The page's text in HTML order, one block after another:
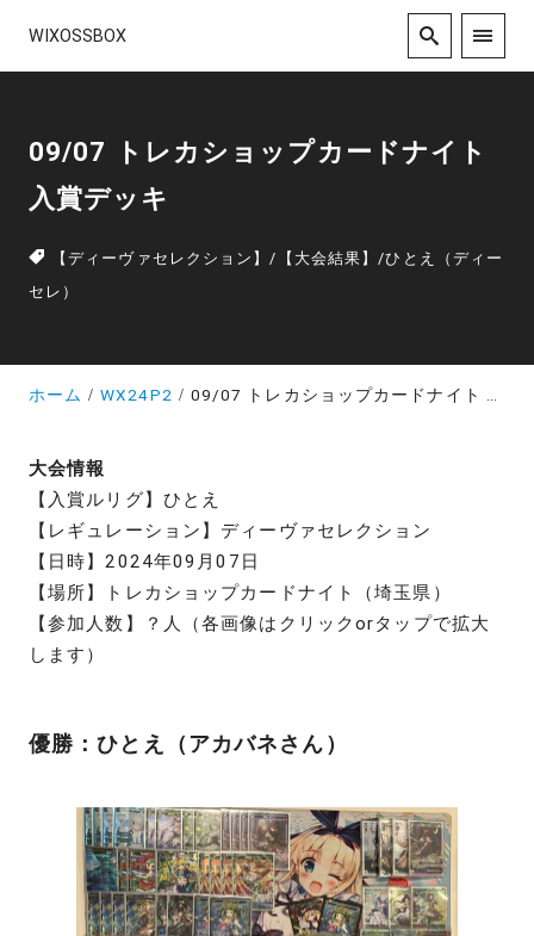
WIXOSSBOX
09/07 トレカショップカードナイト
入賞デッキ
【ディーヴァセレクション】/ 【大会結果】/ひとえ（ディー
セレ）
ホーム WX24P2 09/07 トレカショップカードナイト 入賞デッキ
大会情報
【入賞ルリグ】ひとえ
【レギュレーション】ディーヴァセレクション
【日時】2024年09月07日
【場所】トレカショップカードナイト（埼玉県）
【参加人数】？人（各画像はクリックorタップで拡大
します）
優勝：ひとえ（アカバネさん）